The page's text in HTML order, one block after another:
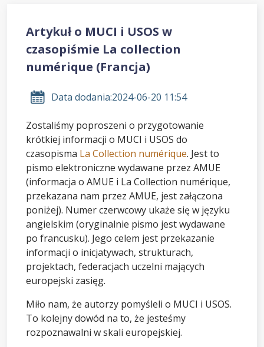
Artykuł o MUCI i USOS w
czasopiśmie La collection
numérique (Francja)
Data dodania:2024-06-20 11:54
Zostaliśmy poproszeni o przygotowanie
krótkiej informacji o MUCI i USOS do
czasopisma La Collection numérique. Jest to
pismo elektroniczne wydawane przez AMUE
(informacja o AMUE i La Collection numérique,
przekazana nam przez AMUE, jest załączona
poniżej). Numer czerwcowy ukaże się w języku
angielskim (oryginalnie pismo jest wydawane
po francusku). Jego celem jest przekazanie
informacji o inicjatywach, strukturach,
projektach, federacjach uczelni mających
europejski zasięg.
Miło nam, że autorzy pomyśleli o MUCI i USOS.
To kolejny dowód na to, że jesteśmy
rozpoznawalni w skali europejskiej.